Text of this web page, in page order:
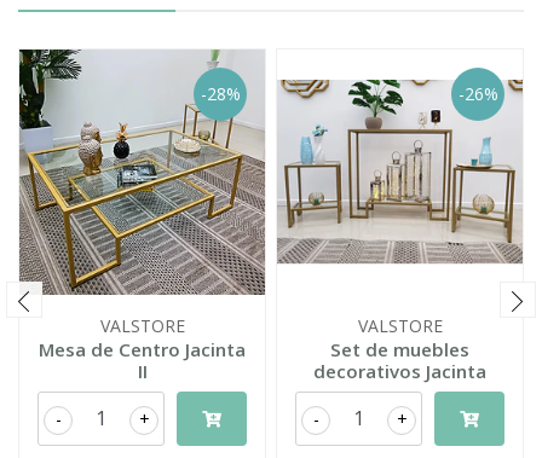
-28%
VALSTORE
Mesa de Centro Jacinta
II
+
-
-26%
VALSTORE
Set de muebles
decorativos Jacinta
+
-